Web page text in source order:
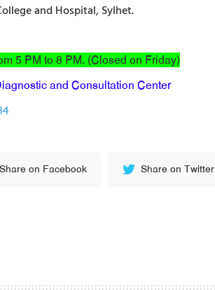
and Hospital, Sylhet.
5 PM to 8 PM. (Closed on Friday)
and Consultation Center
Share on Facebook Share on Twitter